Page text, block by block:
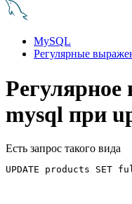
MySQL
Регулярные
mysql при
Есть запрос такого вида
UPDATE products